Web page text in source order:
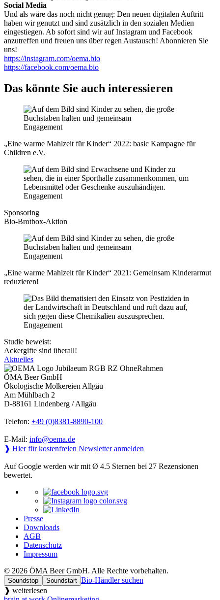
Social Media
Und als wäre das noch nicht genug: Den neuen digitalen Auftritt
haben wir genutzt und sind zusätzlich in den sozialen Medien
eingestiegen. Ab sofort sind wir auf Instagram und Facebook
anzutreffen und freuen uns über regen Austausch! Abonnieren Sie
uns!
https://instagram.com/oema.bio
https://facebook.com/oema.bio
Das könnte Sie auch interessieren
Engagement
„Eine warme Mahlzeit für Kinder“ 2022: basic Kampagne für
Children e.V.
Engagement
Sponsoring
Bio-Brotbox-Aktion
Engagement
„Eine warme Mahlzeit für Kinder“ 2021: Gemeinsam Kinderarmut
reduzieren!
Engagement
Studie beweist:
Ackergifte sind überall!
Aktuelles
ÖMA Beer GmbH
Ökologische Molkereien Allgäu
Am Mühlbach 2
D-88161 Lindenberg / Allgäu
Telefon: +49 (0)8381-8890-100
E-Mail: info@oema.de
❱ Hier für kostenfreien Newsletter anmelden
Auf Google werden wir mit Ø 4.5 Sternen bei 27 Rezensionen
bewertet.
Presse
Downloads
AGB
Datenschutz
Impressum
© 2026 ÖMA Beer GmbH. Alle Rechte vorbehalten.
Soundstop Soundstart Bio-Händler suchen
❱ weiterlesen